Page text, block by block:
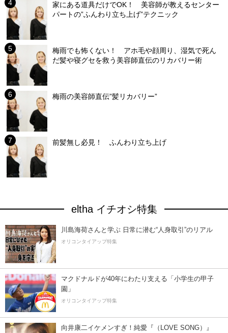
家にある道具だけでOK！ 美容師が教えるセンター
パートの”ふんわり立ち上げ”テクニック
梅雨でも怖くない！ アホ毛や顔周り、湿気で死ん
だ髪や寝グセを救う美容師直伝のリカバリー術
梅雨の美容師直伝”髪リカバリー”
前髪無し必見！ ふんわり立ち上げ
eltha イチオシ特集
川島海荷さんと学ぶ 日常に潜む“人身取引”のリアル
オリコンタイアップ特集
マクドナルドが40年にわたり支える「小学生の甲子
園」
オリコンタイアップ特集
向井康二イケメンすぎ！純愛『（LOVE SONG）』